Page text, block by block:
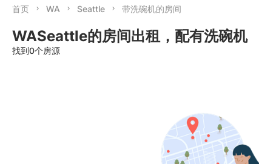
首页 WA Seattle 带洗碗机的房间
WASeattle的房间出租，配有洗碗机
找到0个房源